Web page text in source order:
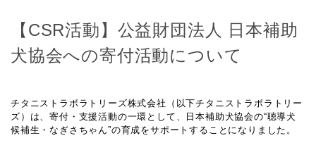
【CSR活動】公益財団法人 日本補助
犬協会への寄付活動について
チタニストラボラトリーズ株式会社（以下チタニストラボラトリー
ズ）は、寄付・支援活動の一環として、日本補助犬協会の“聴導犬
候補生・なぎさちゃん”の育成をサポートすることになりました。